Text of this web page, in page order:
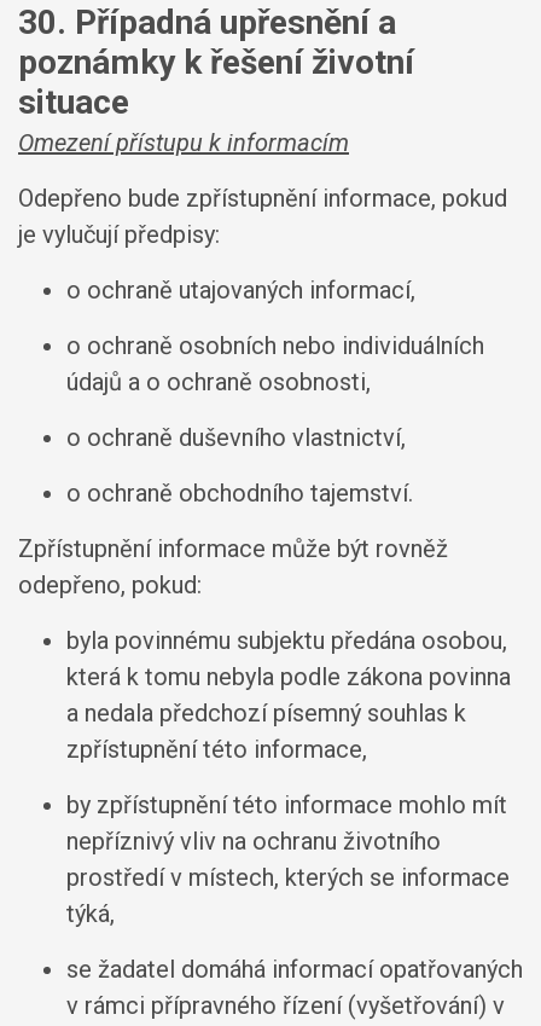
30. Případná upřesnění a
poznámky k řešení životní
situace
Omezení přístupu k informacím
Odepřeno bude zpřístupnění informace, pokud
je vylučují předpisy:
o ochraně utajovaných informací,
o ochraně osobních nebo individuálních
údajů a o ochraně osobnosti,
o ochraně duševního vlastnictví,
o ochraně obchodního tajemství.
Zpřístupnění informace může být rovněž
odepřeno, pokud:
byla povinnému subjektu předána osobou,
která k tomu nebyla podle zákona povinna
a nedala předchozí písemný souhlas k
zpřístupnění této informace,
by zpřístupnění této informace mohlo mít
nepříznivý vliv na ochranu životního
prostředí v místech, kterých se informace
týká,
se žadatel domáhá informací opatřovaných
v rámci přípravného řízení (vyšetřování) v